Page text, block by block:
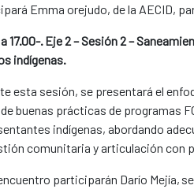
Emma orejudo, de la AECID,
a 17.00-. Eje 2 – Sesión 2 –
indígenas.
esta sesión, se presentará el
buenas prácticas de programas
indígenas, abordando
comunitaria y articulación con
participarán Darío Mejía,